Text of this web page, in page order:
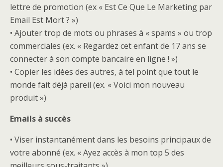
lettre de promotion (ex « Est Ce Que Le Marketing par
Email Est Mort ? »)
• Ajouter trop de mots ou phrases à « spams » ou trop
commerciales (ex. « Regardez cet enfant de 17 ans se
connecter à son compte bancaire en ligne ! »)
• Copier les idées des autres, à tel point que tout le
monde fait déjà pareil (ex. « Voici mon nouveau
produit »)
Emails à succès
• Viser instantanément dans les besoins principaux de
votre abonné (ex. « Ayez accès à mon top 5 des